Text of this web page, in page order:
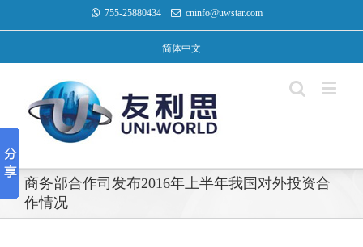
755-25880434 cninfo@uwstar.com
简体中文
商务部合作司发布2016年上半年我国对外投资合
作情况